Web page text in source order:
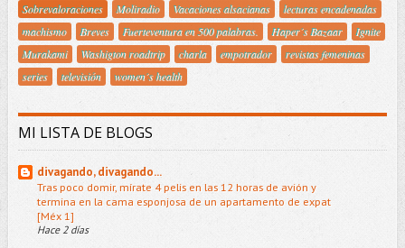
Sobrevaloraciones
Moliradio Vacaciones alsacianas
lecturas encadenadas
machismo
Breves Fuerteventura en 500 palabras. Haper´s Bazaar
Ignite
Murakami
Washigton roadtrip charla empotrador
revistas femeninas
series
televisión women´s health
MI LISTA DE BLOGS
divagando, divagando...
Tras poco domir, mírate 4 pelis en las 12 horas de avión y
termina en la cama esponjosa de un apartamento de expat
[Méx 1]
Hace 2 días